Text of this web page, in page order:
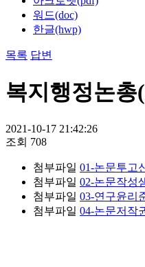
워드(doc)
한글(hwp)
목록 답변
복지행정논총
2021-10-17 21:42:26
조회 708
첨부파일 01-논문투고
첨부파일 02-논문작성
첨부파일 03-연구윤리
첨부파일 04-논문저작